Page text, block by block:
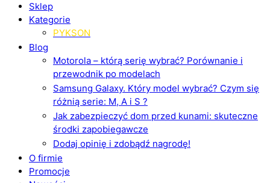
Sklep
Kategorie
PYKSON
Blog
Motorola – którą serię wybrać? Porównanie i
przewodnik po modelach
Samsung Galaxy. Który model wybrać? Czym się
różnią serie: M, A i S ?
Jak zabezpieczyć dom przed kunami: skuteczne
środki zapobiegawcze
Dodaj opinię i zdobądź nagrodę!
O firmie
Promocje